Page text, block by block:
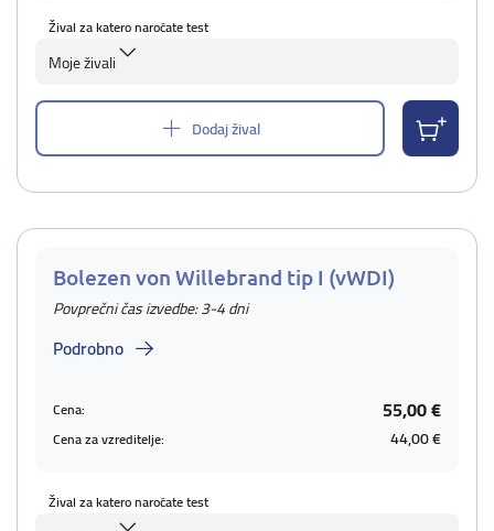
Žival za katero naročate test
Moje živali
Dodaj žival
Bolezen von Willebrand tip I (vWDI)
Povprečni čas izvedbe: 3-4 dni
Podrobno
Cena: 55,00 €
Cena za vzreditelje: 44,00 €
Žival za katero naročate test